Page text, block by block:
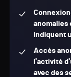
anomalies
indiquent
Accès
l'activité
avec des